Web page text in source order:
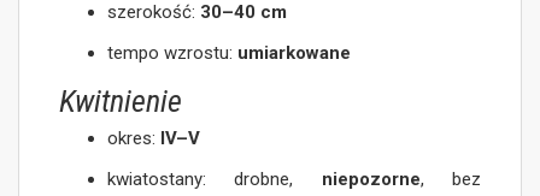
szerokość: 30–40 cm
tempo wzrostu: umiarkowane
Kwitnienie
okres: IV–V
kwiatostany: drobne, niepozorne, bez